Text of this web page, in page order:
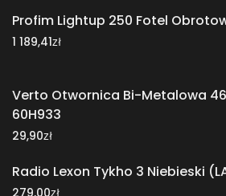
Profim Lightup 250 Fotel
1 189,41zł
Verto Otwornica Bi-Metalowa
60H933
29,90zł
Radio Lexon Tykho 3 Niebieski
zł